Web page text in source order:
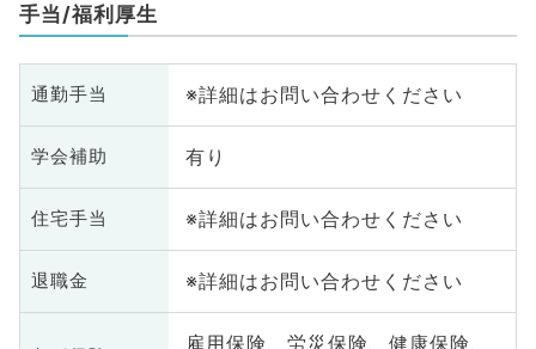
手当/福利厚生
通勤手当 ※詳細はお問い合わせください
学会補助 有り
住宅手当 ※詳細はお問い合わせください
退職金 ※詳細はお問い合わせください
雇用保険、労災保険、健康保険、